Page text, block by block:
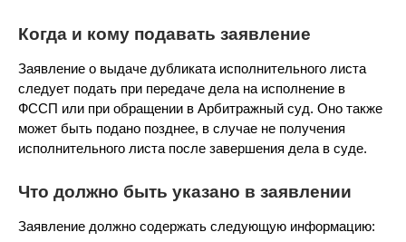
Когда и кому подавать заявление
Заявление о выдаче дубликата исполнительного листа
следует подать при передаче дела на исполнение в
ФССП или при обращении в Арбитражный суд. Оно также
может быть подано позднее, в случае не получения
исполнительного листа после завершения дела в суде.
Что должно быть указано в заявлении
Заявление должно содержать следующую информацию: